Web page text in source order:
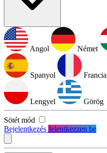
Angol Német
Spanyol Francia
Lengyel Görög
Sötét mód
Bejelentkezés Jelentkezzen be